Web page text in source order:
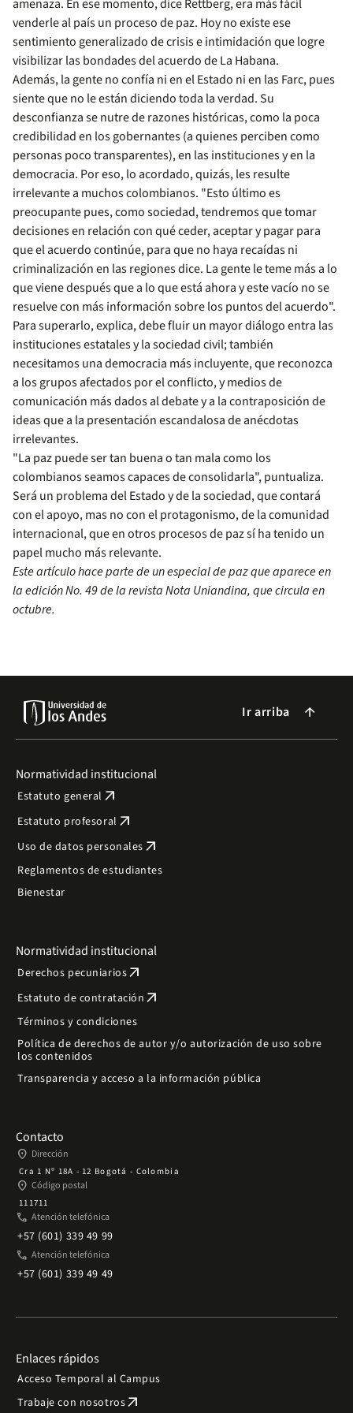
amenaza. En ese momento, dice Rettberg, era más fácil
venderle al país un proceso de paz. Hoy no existe ese
sentimiento generalizado de crisis e intimidación que logre
visibilizar las bondades del acuerdo de La Habana.
Además, la gente no confía ni en el Estado ni en las Farc, pues
siente que no le están diciendo toda la verdad. Su
desconfianza se nutre de razones históricas, como la poca
credibilidad en los gobernantes (a quienes perciben como
personas poco transparentes), en las instituciones y en la
democracia. Por eso, lo acordado, quizás, les resulte
irrelevante a muchos colombianos. "Esto último es
preocupante pues, como sociedad, tendremos que tomar
decisiones en relación con qué ceder, aceptar y pagar para
que el acuerdo continúe, para que no haya recaídas ni
criminalización en las regiones dice. La gente le teme más a lo
que viene después que a lo que está ahora y este vacío no se
resuelve con más información sobre los puntos del acuerdo".
Para superarlo, explica, debe fluir un mayor diálogo entra las
instituciones estatales y la sociedad civil; también
necesitamos una democracia más incluyente, que reconozca
a los grupos afectados por el conflicto, y medios de
comunicación más dados al debate y a la contraposición de
ideas que a la presentación escandalosa de anécdotas
irrelevantes.
"La paz puede ser tan buena o tan mala como los
colombianos seamos capaces de consolidarla", puntualiza.
Será un problema del Estado y de la sociedad, que contará
con el apoyo, mas no con el protagonismo, de la comunidad
internacional, que en otros procesos de paz sí ha tenido un
papel mucho más relevante.
Este artículo hace parte de un especial de paz que aparece en
la edición No. 49 de la revista Nota Uniandina, que circula en
octubre.
Ir arriba arrow_forward
Normatividad institucional
Estatuto general arrow_outward
Estatuto profesoral arrow_outward
Uso de datos personales arrow_outward
Reglamentos de estudiantes
Bienestar
Normatividad institucional
Derechos pecuniariosarrow_outward
Estatuto de contratación arrow_outward
Términos y condiciones
Política de derechos de autor y/o autorización de uso sobre
los contenidos
Transparencia y acceso a la información pública
Contacto
place Dirección
Cra 1 Nº 18A - 12 Bogotá - Colombia
place Código postal
111711
phone Atención telefónica
+57 (601) 339 49 99
phone Atención telefónica
+57 (601) 339 49 49
Enlaces rápidos
Acceso Temporal al Campus
Trabaje con nosotrosarrow_outward